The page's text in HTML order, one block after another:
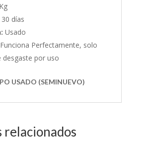
30 días
Usado
Funciona Perfectamente, solo
desgaste por uso
USADO (SEMINUEVO)
relacionados